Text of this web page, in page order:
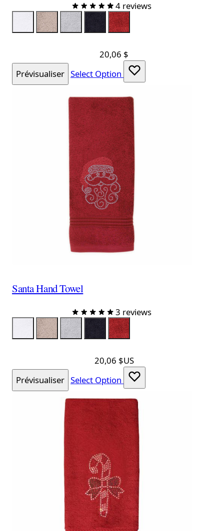
4 reviews
ServietteBlanche
Taupe Gray ServietteNoireServietteRouge
20,06 $
Prévisualiser Select Option
Santa Hand Towel
3 reviews
ServietteBlanche
Taupe Gray ServietteNoireServietteRouge
20,06 $US
Prévisualiser Select Option